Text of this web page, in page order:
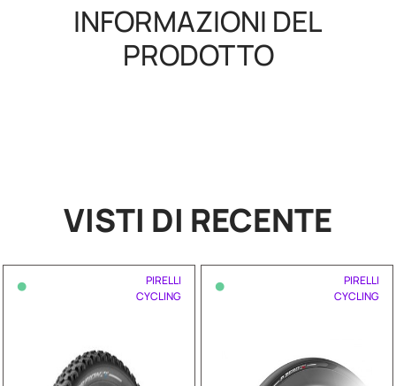
INFORMAZIONI DEL
PRODOTTO
VISTI DI RECENTE
•
PIRELLI
CYCLING
•
PIRELLI
CYCLING